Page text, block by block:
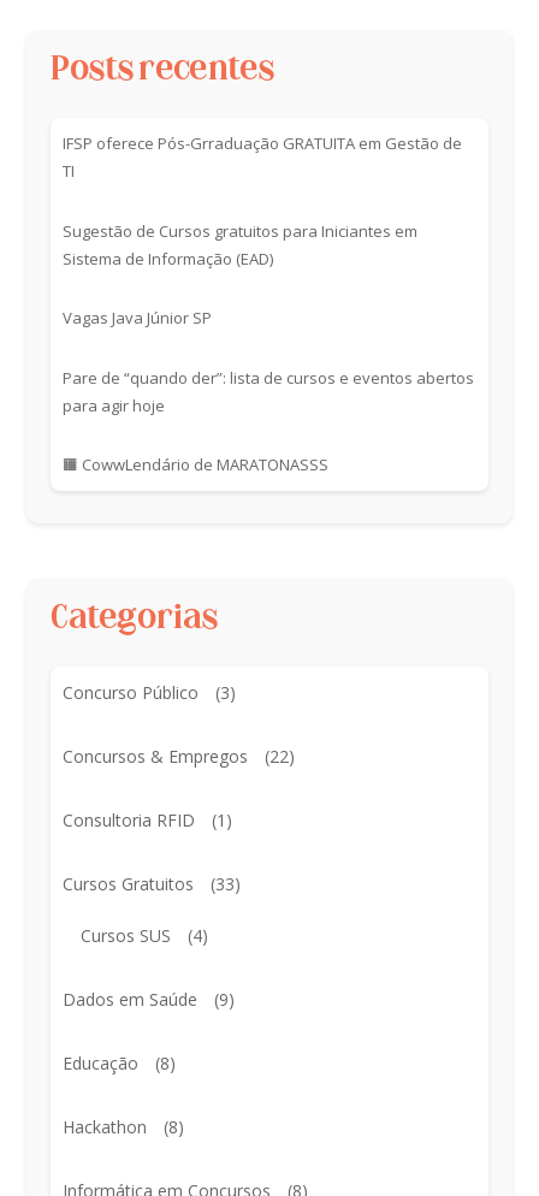
Posts recentes
IFSP oferece Pós-Grraduação GRATUITA em Gestão de
TI
Sugestão de Cursos gratuitos para Iniciantes em
Sistema de Informação (EAD)
Vagas Java Júnior SP
Pare de “quando der”: lista de cursos e eventos abertos
para agir hoje
🟧 CowwLendário de MARATONASSS
Categorias
Concurso Público (3)
Concursos & Empregos (22)
Consultoria RFID (1)
Cursos Gratuitos (33)
Cursos SUS (4)
Dados em Saúde (9)
Educação (8)
Hackathon (8)
Informática em Concursos (8)